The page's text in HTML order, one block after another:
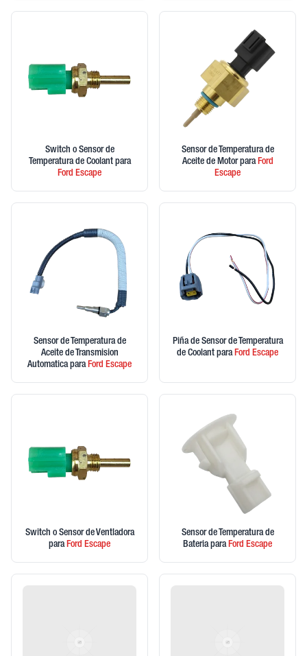
Switch o Sensor de
Temperatura de Coolant para
Ford Escape
Sensor de Temperatura de
Aceite de Motor paraFord
Escape
Sensor de Temperatura de
Aceite de Transmision
Automatica paraFord Escape
Piña de Sensor de Temperatura
de Coolant paraFord Escape
Switch o Sensor de Ventladora
paraFord Escape
Sensor de Temperatura de
Bateria paraFord Escape